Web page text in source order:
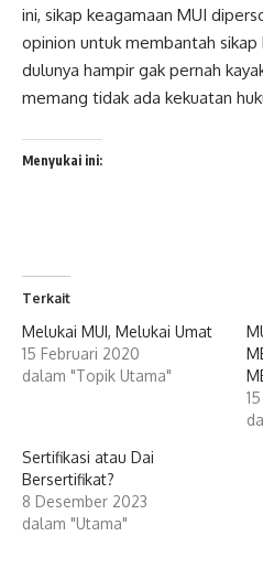
ini, sikap keagamaan MUI
opinion untuk membantah
dulunya hampir gak pernah
memang tidak ada kekuatan
Menyukai ini:
Terkait
Melukai MUI, Melukai Umat
15 Februari 2020
dalam "Topik Utama"
Sertifikasi atau Dai
Bersertifikat?
8 Desember 2023
dalam "Utama"